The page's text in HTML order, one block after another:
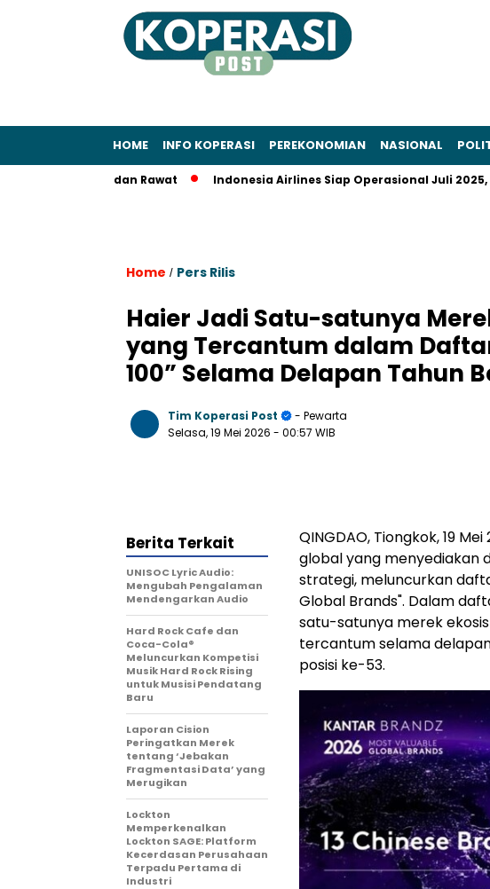
HOME INFO KOPERASI PEREKONOMIAN NASIONAL
Pakai dan Rawat Indonesia Airlines Siap Operasional Juli 2025, Dirjen
Home / Pers Rilis
Haier Jadi Satu-satunya
yang Tercantum dalam
100” Selama Delapan Tahun
Tim Koperasi Post
- Pewarta
Selasa, 19 Mei 2026 - 00:57 WIB
QINGDAO, Tiongkok,19 Mei
global yang menyediakan
strategi, meluncurkan
Global Brands". Dalam
satu-satunya merek
tercantum selama
posisi ke-53.
Berita Terkait
UNISOC Lyric Audio:
Mengubah Pengalaman
Mendengarkan Audio
Hard Rock Cafe dan
Coca-Cola®
Meluncurkan Kompetisi
Musik Hard Rock Rising
untuk Musisi Pendatang
Baru
Laporan Cision
Peringatkan Merek
tentang ‘Jebakan
Fragmentasi Data’ yang
Merugikan
Lockton
Memperkenalkan
Lockton SAGE: Platform
Kecerdasan Perusahaan
Terpadu Pertama di
Industri